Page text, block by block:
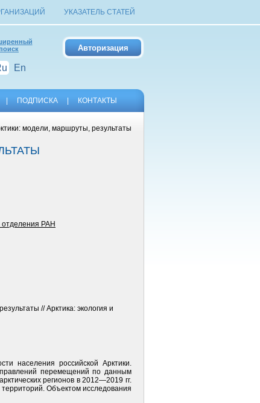
УКАЗАТЕЛЬ СТАТЕЙ
En
ПОДПИСКА КОНТАКТЫ
модели, маршруты, результаты
отделения РАН
// Арктика: экология и
населения российской Арктики.
перемещений по данным
регионов в 2012—2019 гг.
Объектом исследования